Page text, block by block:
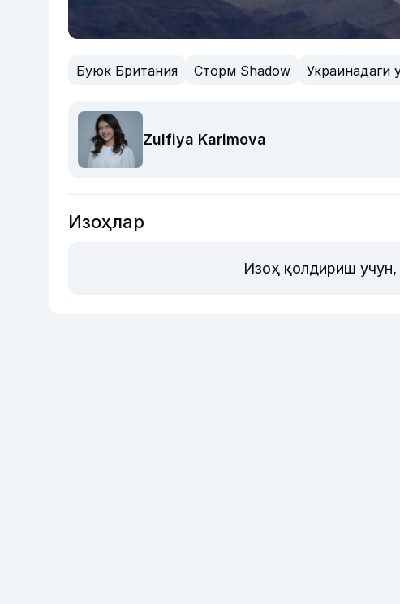
Буюк Британия Сторм Shadow Украинадаги
Zulfiya Karimova
Изоҳлар
Изоҳ қолдириш учун,